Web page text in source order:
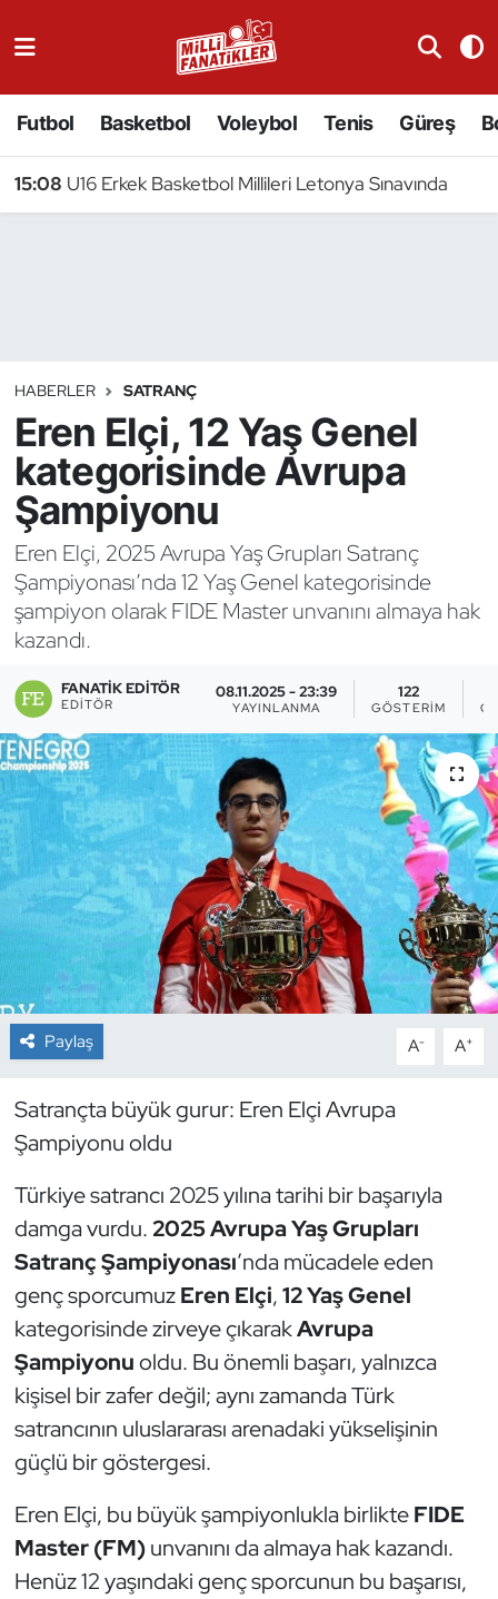
Futbol Basketbol Voleybol Tenis Güreş
15:08 U16 Erkek Basketbol Millileri Letonya Sınavında
HABERLER SATRANÇ
Eren Elçi, 12 Yaş Genel
kategorisinde Avrupa
Şampiyonu
Eren Elçi, 2025 Avrupa Yaş Grupları Satranç
Şampiyonası’nda 12 Yaş Genel kategorisinde
şampiyon olarak FIDE Master unvanını almaya hak
kazandı.
FANATIK EDITÖR
EDITÖR
08.11.2025 - 23:39
YAYINLANMA
122
GÖSTERIM
Paylaş A- A+
Satrançta büyük gurur: Eren Elçi Avrupa
Şampiyonu oldu
Türkiye satrancı 2025 yılına tarihi bir başarıyla
damga vurdu. 2025 Avrupa Yaş Grupları
Satranç Şampiyonası’nda mücadele eden
genç sporcumuzEren Elçi,12 Yaş Genel
kategorisinde zirveye çıkarakAvrupa
Şampiyonuoldu. Bu önemli başarı, yalnızca
kişisel bir zafer değil; aynı zamanda Türk
satrancının uluslararası arenadaki yükselişinin
güçlü bir göstergesi.
Eren Elçi, bu büyük şampiyonlukla birlikteFIDE
Master (FM)unvanını da almaya hak kazandı.
Henüz 12 yaşındaki genç sporcunun bu başarısı,
Badminton
Binicilik
Bisiklet
Bocce Bowling Dart
Boks
Briç
Buz Hokeyi
Buz Pateni
Çim Hokeyi
Cimnastik
Curling
Dağcılık
Dans Sporları
Dövüş Sanatı
E-Spor
Eskrim
Futbol
Futsal
Genel
Güreş
Halter